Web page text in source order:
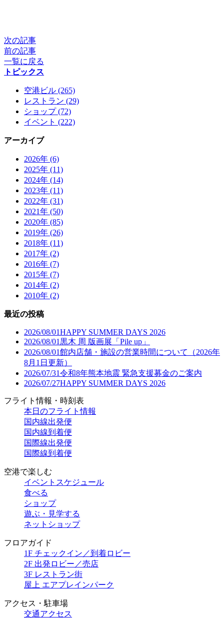
次の記事
前の記事
一覧に戻る
トピックス
空港ビル (265)
レストラン (29)
ショップ (72)
イベント (222)
アーカイブ
2026年 (6)
2025年 (11)
2024年 (14)
2023年 (11)
2022年 (31)
2021年 (50)
2020年 (85)
2019年 (26)
2018年 (11)
2017年 (2)
2016年 (7)
2015年 (7)
2014年 (2)
2010年 (2)
最近の投稿
2026/08/01HAPPY SUMMER DAYS 2026
2026/08/01黒木 周 版画展「Pile up」
2026/08/01館内店舗・施設の営業時間について（2026年
8月1日更新）
2026/07/31令和8年熊本地震 緊急支援募金のご案内
2026/07/27HAPPY SUMMER DAYS 2026
フライト情報・時刻表
本日のフライト情報
国内線出発便
国内線到着便
国際線出発便
国際線到着便
空港で楽しむ
イベントスケジュール
食べる
ショップ
遊ぶ・見学する
ネットショップ
フロアガイド
1F チェックイン／到着ロビー
2F 出発ロビー／売店
3F レストラン街
屋上 エアプレインパーク
アクセス・駐車場
交通アクセス